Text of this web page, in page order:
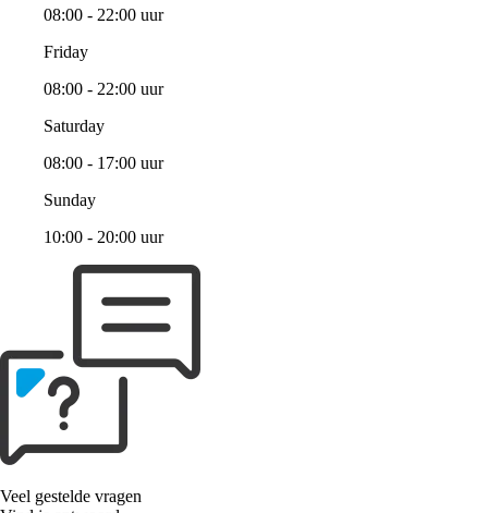
08:00 - 22:00 uur
Friday
08:00 - 22:00 uur
Saturday
08:00 - 17:00 uur
Sunday
10:00 - 20:00 uur
Veel gestelde vragen